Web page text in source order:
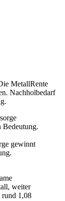
MetallRente
Nachholbedarf
gewinnt
weiter
rund 1,08